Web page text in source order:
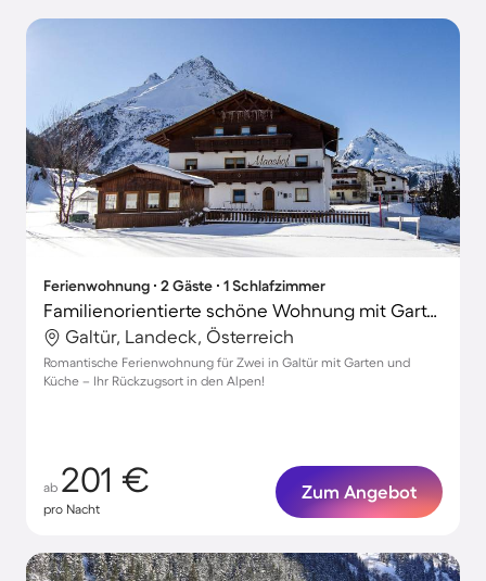
Ferienwohnung ∙ 2 Gäste ∙ 1 Schlafzimmer
Familienorientierte schöne Wohnung mit Garten und Grill | Perfekt für die Arbeit von Zuhause
Galtür, Landeck, Österreich
Romantische Ferienwohnung für Zwei in Galtür mit Garten und
Küche – Ihr Rückzugsort in den Alpen!
ab 201 €
pro Nacht
Zum Angebot